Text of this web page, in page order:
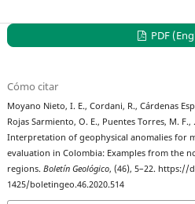
PDF
Cómo citar
Moyano Nieto, I. E., Cordani, R., Cárdenas
Rojas Sarmiento, O. E., Puentes Torres, M.
Interpretation of geophysical anomalies for
evaluation in Colombia: Examples from the
regions.Boletín Geológico, (46), 5–22. https://
1425/boletingeo.46.2020.514